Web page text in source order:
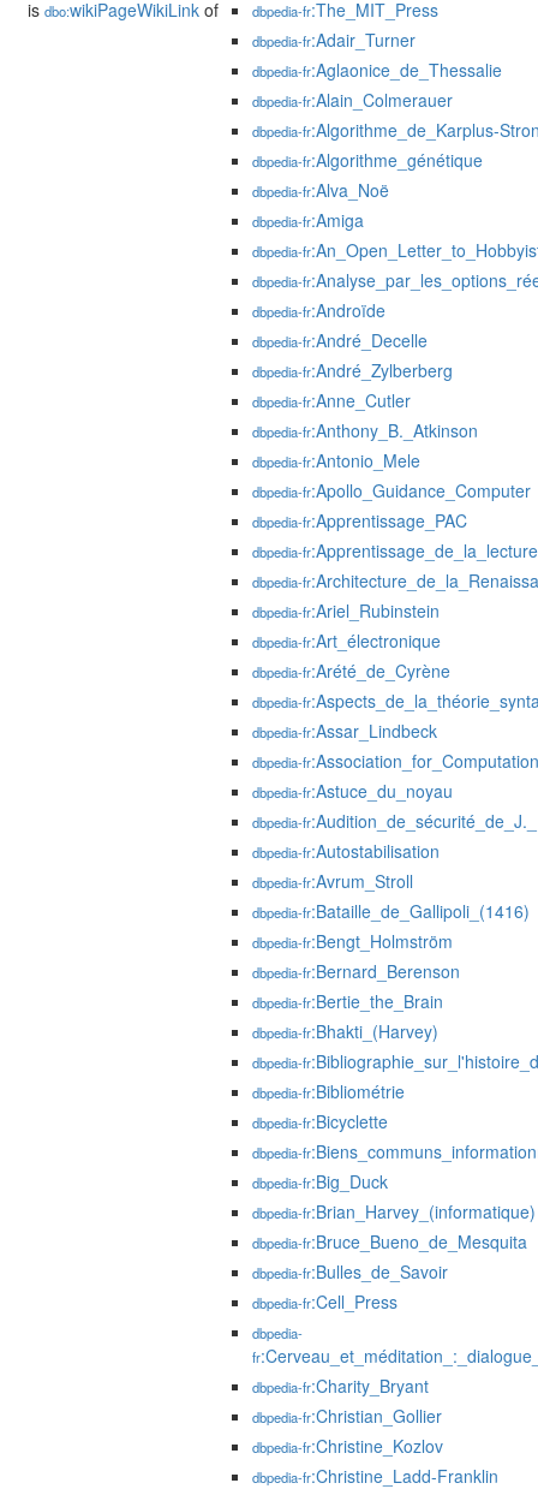
is dbo:wikiPageWikiLink of dbpedia-fr:The_MIT_Press
dbpedia-fr:Adair_Turner
dbpedia-fr:Aglaonice_de_Thessalie
dbpedia-fr:Alain_Colmerauer
dbpedia-fr:Algorithme_de_Karplus-
dbpedia-fr:Algorithme_génétique
dbpedia-fr:Alva_Noë
dbpedia-fr:Amiga
dbpedia-fr
dbpedia-fr
dbpedia-fr:Androïde
dbpedia-fr:André_Decelle
dbpedia-fr:André_Zylberberg
dbpedia-fr:Anne_Cutler
dbpedia-fr:Anthony_B._Atkinson
dbpedia-fr:Antonio_Mele
dbpedia-fr:Apollo_Guidance_Computer
dbpedia-fr:Apprentissage_PAC
dbpedia-fr:Apprentissage_de_la_lecture
dbpedia-fr
dbpedia-fr:Ariel_Rubinstein
dbpedia-fr:Art_électronique
dbpedia-fr:Arété_de_Cyrène
dbpedia-fr
dbpedia-fr:Assar_Lindbeck
dbpedia-fr
dbpedia-fr:Astuce_du_noyau
dbpedia-fr
dbpedia-fr:Autostabilisation
dbpedia-fr:Avrum_Stroll
dbpedia-fr:Bataille_de_Gallipoli_(1416)
dbpedia-fr:Bengt_Holmström
dbpedia-fr:Bernard_Berenson
dbpedia-fr:Bertie_the_Brain
dbpedia-fr:Bhakti_(Harvey)
dbpedia-fr
dbpedia-fr:Bibliométrie
dbpedia-fr:Bicyclette
dbpedia-fr
dbpedia-fr:Big_Duck
dbpedia-fr:Brian_Harvey_(informatique)
dbpedia-fr:Bruce_Bueno_de_Mesquita
dbpedia-fr:Bulles_de_Savoir
dbpedia-fr:Cell_Press
dbpedia-
fr
dbpedia-fr:Charity_Bryant
dbpedia-fr:Christian_Gollier
dbpedia-fr:Christine_Kozlov
dbpedia-fr:Christine_Ladd-Franklin